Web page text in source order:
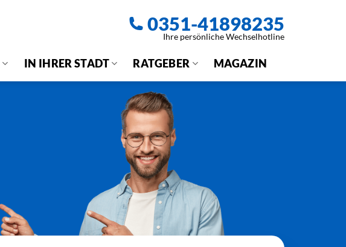
0351-41898235
Ihre persönliche Wechselhotline
IN IHRER STADT RATGEBER MAGAZIN